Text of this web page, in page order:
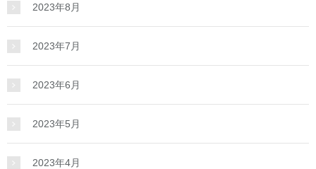
2023年8月
2023年7月
2023年6月
2023年5月
2023年4月